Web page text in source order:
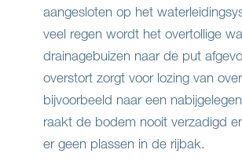
aangesloten op het
veel regen wordt het overtollige
drainagebuizen naar de put
overstort zorgt voor lozing van
bijvoorbeeld naar een
raakt de bodem nooit verzadigd
er geen plassen in de rijbak.